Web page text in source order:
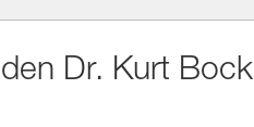
Dr. Kurt Bock